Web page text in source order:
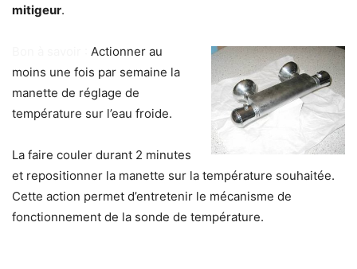
mitigeur.
Actionner au
moins une fois par semaine la
manette de réglage de
température sur l’eau froide.
La faire couler durant 2 minutes
et repositionner la manette sur la température souhaitée.
Cette action permet d’entretenir le mécanisme de
fonctionnement de la sonde de température.